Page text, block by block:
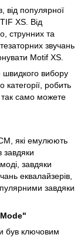
від популярної
XS. Від
струнних та
звучань
Motif XS.
швидкого вибору
робить
само можете
які емулюють
завдяки
завдяки
еквалайзерів,
завдяки
був ключовим